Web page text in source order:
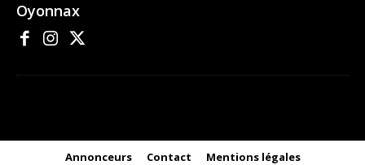
Oyonnax
Annonceurs Contact Mentions légales